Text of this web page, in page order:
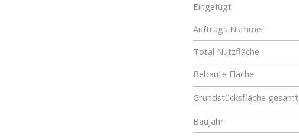
Eingefügt
Auftrags Nummer
Total Nutzfläche
Bebaute Fläche
Grundstücksfläche gesamt
Baujahr